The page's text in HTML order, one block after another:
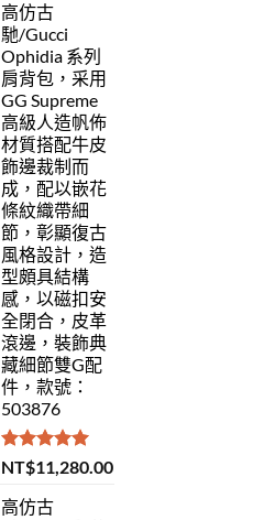
高仿古
馳/Gucci
Ophidia 系列
肩背包，采用
GG Supreme
高級人造帆佈
材質搭配牛皮
飾邊裁制而
成，配以嵌花
條紋織帶細
節，彰顯復古
風格設計，造
型頗具結構
感，以磁扣安
全閉合，皮革
滾邊，裝飾典
藏細節雙G配
件，款號：
503876
評分5.00
滿分 5
NT$11,280.00
高仿古